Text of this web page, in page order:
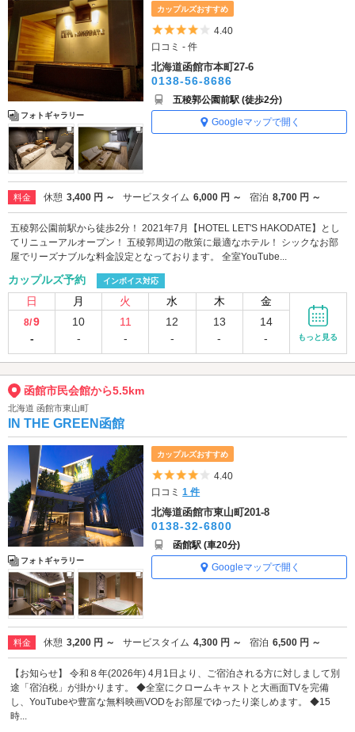
フォトギャラリー
カップルズおすすめ
5つ星のうち4
4.40
口コミ - 件
北海道函館市本町27-6
0138-56-8686
五稜郭公園前駅 (徒歩2分)
Googleマップで開く
料金 休憩 3,400 円 ～ サービスタイム 6,000 円 ～ 宿泊 8,700 円 ～
五稜郭公園前駅から徒歩2分！ 2021年7月【HOTEL LET'S HAKODATE】とし
てリニューアルオープン！ 五稜郭周辺の散策に最適なホテル！ シックなお部
屋でリーズナブルな料金設定となっております。 全室YouTube...
カップルズ予約 インボイス対応
日 月 火 水 木 金
8/9
-
10
-
11
-
12
-
13
-
14
-
もっと見る
函館市民会館から5.5km
北海道 函館市東山町
IN THE GREEN函館
フォトギャラリー
カップルズおすすめ
5つ星のうち4
4.40
口コミ1 件
北海道函館市東山町201-8
0138-32-6800
函館駅 (車20分)
Googleマップで開く
料金 休憩 3,200 円 ～ サービスタイム 4,300 円 ～ 宿泊 6,500 円 ～
【お知らせ】 令和８年(2026年) 4月1日より、ご宿泊される方に対しまして別
途「宿泊税」が掛かります。 ◆全室にクロームキャストと大画面TVを完備
し、YouTubeや豊富な無料映画VODをお部屋でゆったり楽しめます。 ◆15
時...